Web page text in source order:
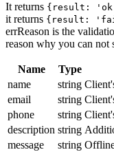
It returns {result:
it returns {result:
errReason is the
reason why you can not
Name Type
name
string
email
string
phone
string
description string
message
string